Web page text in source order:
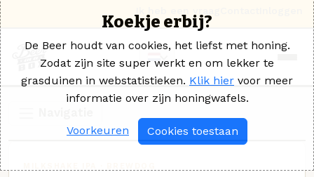
Koekje erbij?
De Beer houdt van cookies, het liefst met honing.
Zodat zijn site super werkt en om lekker te
grasduinen in webstatistieken. Klik hier voor meer
informatie over zijn honingwafels.
Voorkeuren Cookies toestaan